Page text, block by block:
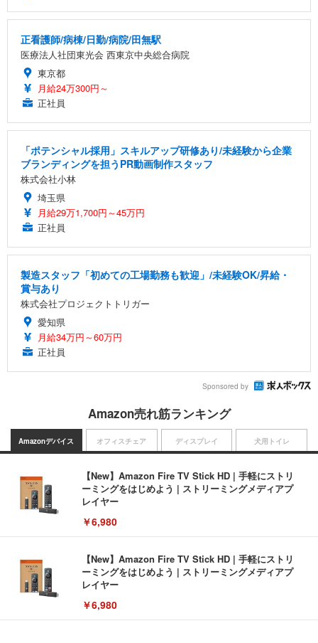
正看護師/病棟/日勤/病院/田無駅
医療法人社団東光会 西東京中央総合病院
東京都
月給24万300円～
正社員
「ポテンシャル採用」スキルアップ研修あり/未経験から企業
ブランディングを担うPR動画制作スタッフ
株式会社小林
埼玉県
月給29万1,700円～45万円
正社員
製造スタッフ「初めての工場勤務も歓迎」/未経験OK/昇給・
賞与あり
株式会社プロジェクトトリガー
愛知県
月給34万円～60万円
正社員
Sponsored by
Amazon売れ筋ランキング
Amazonデバイス
【New】Amazon Fire TV Stick HD | 手軽にストリ
ーミングをはじめよう | ストリーミングメディアプ
レイヤー
￥6,980
【New】Amazon Fire TV Stick HD | 手軽にストリ
ーミングをはじめよう | ストリーミングメディアプ
レイヤー
￥6,980
オフィスチェア ディスプレイ 犬用トイレ